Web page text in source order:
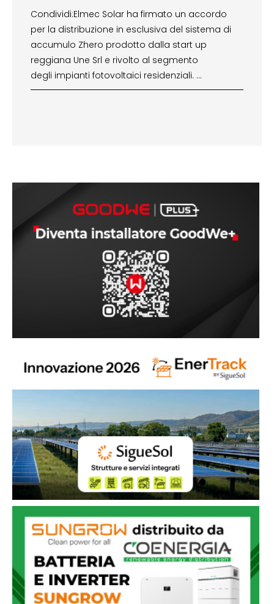
Condividi:Elmec Solar ha firmato un accordo
per la distribuzione in esclusiva del sistema di
accumulo Zhero prodotto dalla start up
reggiana Une Srl e rivolto al segmento
degli impianti fotovoltaici residenziali. …